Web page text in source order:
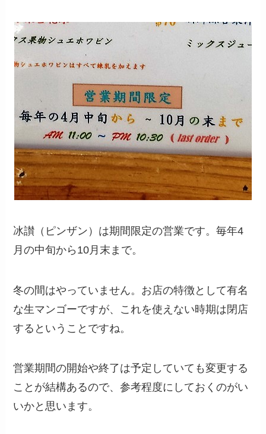
冰讃（ピンザン）は期間限定の営業です。毎年4
月の中旬から10月末まで。
冬の間はやっていません。お店の特徴として有名
な生マンゴーですが、これを使えない時期は閉店
するということですね。
営業期間の開始や終了は予定していても変更する
ことが結構あるので、参考程度にしておくのがい
いかと思います。